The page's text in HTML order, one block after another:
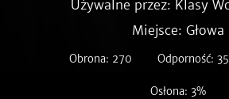
Używalne przez: Klasy
Miejsce: Głowa
Obrona: 270 Odporność: 35
Osłona: 3%